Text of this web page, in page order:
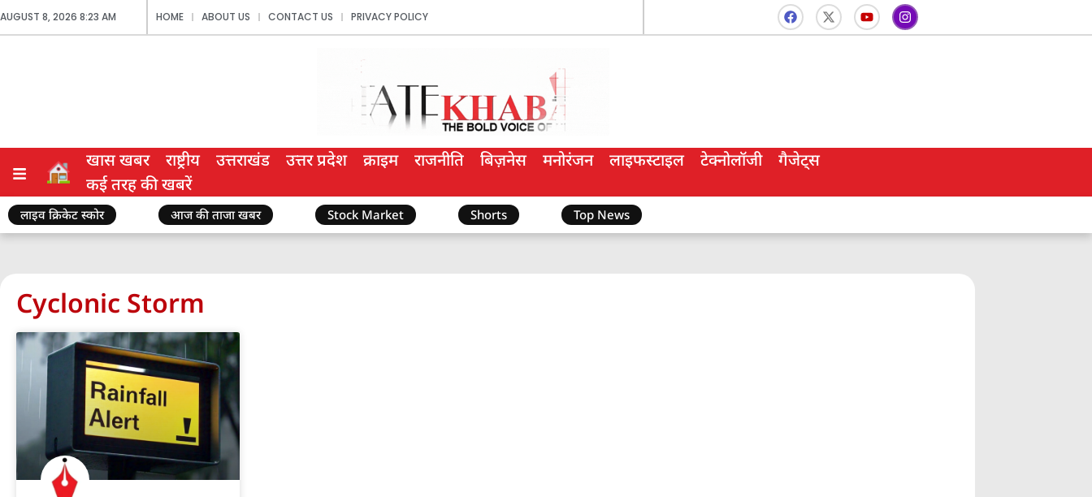
AUGUST 8, 2026 8:23 AM HOME ABOUT US CONTACT US PRIVACY POLICY
खास खबर राष्ट्रीय उत्तराखंड उत्तर प्रदेश क्राइम राजनीति बिज़नेस मनोरंजन लाइफस्टाइल टेक्नोलॉजी
गैजेट्स
कई तरह की खबरें
लाइव क्रिकेट स्कोर आज की ताजा खबर Stock Market Shorts Top News
Cyclonic Storm